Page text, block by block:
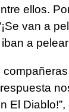
ellos.
van a
a
respuesta
El